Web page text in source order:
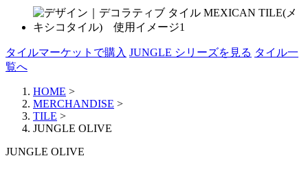
タイルマーケットで購入 JUNGLE シリーズを見る タイル一
覧へ
HOME >
MERCHANDISE >
TILE >
JUNGLE OLIVE
JUNGLE OLIVE